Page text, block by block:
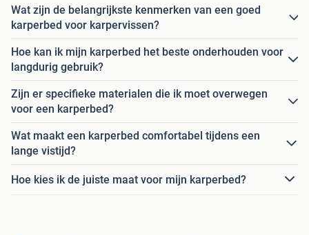
Wat zijn de belangrijkste kenmerken van een goed
karperbed voor karpervissen?
Hoe kan ik mijn karperbed het beste onderhouden voor
langdurig gebruik?
Zijn er specifieke materialen die ik moet overwegen
voor een karperbed?
Wat maakt een karperbed comfortabel tijdens een
lange vistijd?
Hoe kies ik de juiste maat voor mijn karperbed?